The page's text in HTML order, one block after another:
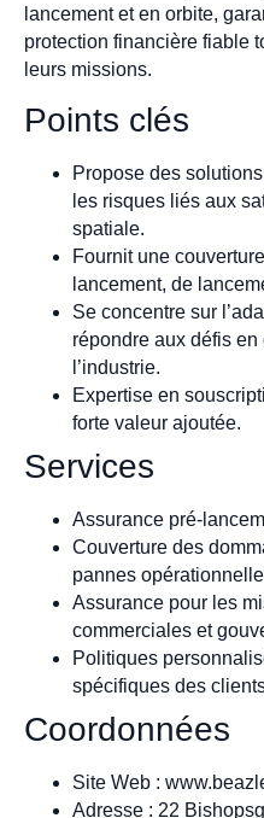
lancement et en orbite,
protection financière fiable
leurs missions.
Points clés
Propose des
les risques liés aux
spatiale.
Fournit une
lancement, de
Se concentre sur
répondre aux défis
l’industrie.
Expertise en
forte valeur ajoutée.
Services
Assurance pré-
Couverture des
pannes
Assurance pour les
commerciales et
Politiques
spécifiques des
Coordonnées
Site Web :
Adresse : 22